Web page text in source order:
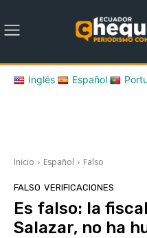
Inglés Español
Inicio Español Falso
FALSO VERIFICACIONES
Es falso: la
Salazar, no ha